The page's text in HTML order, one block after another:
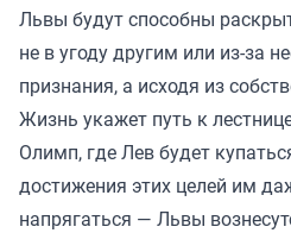
Львы будут способны
не в угоду другим или из-за
признания, а исходя из
Жизнь укажет путь к
Олимп, где Лев будет
достижения этих целей им
напрягаться — Львы